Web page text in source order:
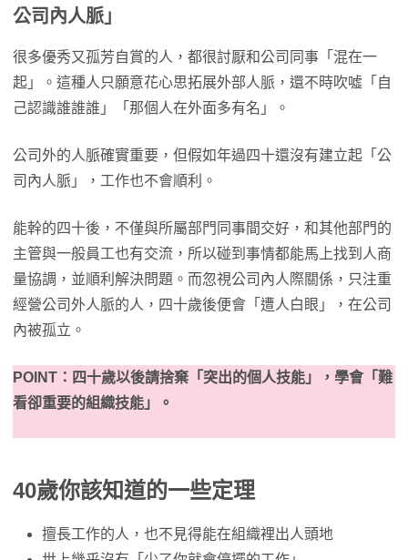
公司內人脈」
很多優秀又孤芳自賞的人，都很討厭和公司同事「混在一
起」。這種人只願意花心思拓展外部人脈，還不時吹噓「自
己認識誰誰誰」「那個人在外面多有名」。
公司外的人脈確實重要，但假如年過四十還沒有建立起「公
司內人脈」，工作也不會順利。
能幹的四十後，不僅與所屬部門同事間交好，和其他部門的
主管與一般員工也有交流，所以碰到事情都能馬上找到人商
量協調，並順利解決問題。而忽視公司內人際關係，只注重
經營公司外人脈的人，四十歲後便會「遭人白眼」，在公司
內被孤立。
POINT：四十歲以後請捨棄「突出的個人技能」，學會「難
看卻重要的組織技能」。
40歲你該知道的一些定理
擅長工作的人，也不見得能在組織裡出人頭地